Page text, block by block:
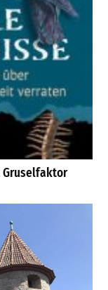
Gruselfaktor